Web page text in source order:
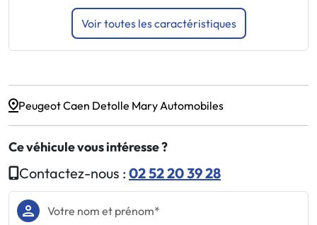
Voir toutes les caractéristiques
Peugeot Caen Detolle Mary Automobiles
Ce véhicule vous intéresse ?
Contactez-nous : 02 52 20 39 28